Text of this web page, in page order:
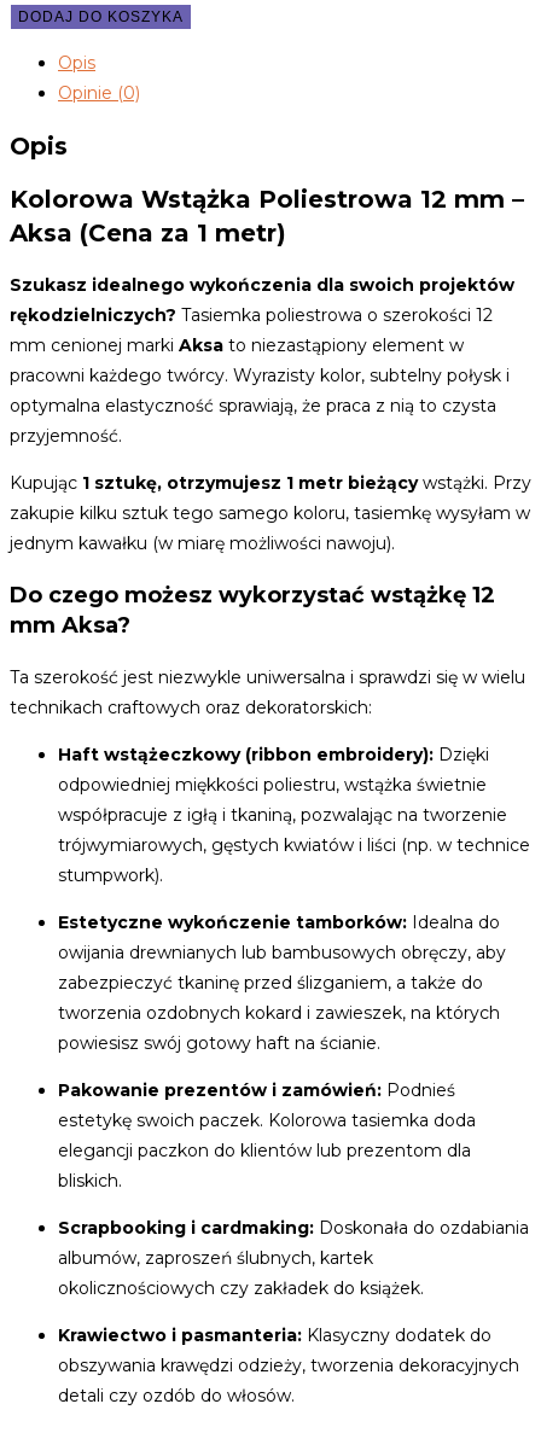
Wstążka
fioletowy
12mm
AKSA
DODAJ DO KOSZYKA
Opis
Opinie (0)
Opis
Kolorowa Wstążka Poliestrowa 12 mm –
Aksa (Cena za 1 metr)
Szukasz idealnego wykończenia dla swoich projektów
rękodzielniczych? Tasiemka poliestrowa o szerokości 12
mm cenionej marki Aksa to niezastąpiony element w
pracowni każdego twórcy. Wyrazisty kolor, subtelny połysk i
optymalna elastyczność sprawiają, że praca z nią to czysta
przyjemność.
Kupując 1 sztukę, otrzymujesz 1 metr bieżącywstążki. Przy
zakupie kilku sztuk tego samego koloru, tasiemkę wysyłam w
jednym kawałku (w miarę możliwości nawoju).
Do czego możesz wykorzystać wstążkę 12
mm Aksa?
Ta szerokość jest niezwykle uniwersalna i sprawdzi się w wielu
technikach craftowych oraz dekoratorskich:
Haft wstążeczkowy (ribbon embroidery): Dzięki
odpowiedniej miękkości poliestru, wstążka świetnie
współpracuje z igłą i tkaniną, pozwalając na tworzenie
trójwymiarowych, gęstych kwiatów i liści (np. w technice
stumpwork).
Estetyczne wykończenie tamborków: Idealna do
owijania drewnianych lub bambusowych obręczy, aby
zabezpieczyć tkaninę przed ślizganiem, a także do
tworzenia ozdobnych kokard i zawieszek, na których
powiesisz swój gotowy haft na ścianie.
Pakowanie prezentów i zamówień: Podnieś
estetykę swoich paczek. Kolorowa tasiemka doda
elegancji paczkon do klientów lub prezentom dla
bliskich.
Scrapbooking i cardmaking: Doskonała do ozdabiania
albumów, zaproszeń ślubnych, kartek
okolicznościowych czy zakładek do książek.
Krawiectwo i pasmanteria: Klasyczny dodatek do
obszywania krawędzi odzieży, tworzenia dekoracyjnych
detali czy ozdób do włosów.